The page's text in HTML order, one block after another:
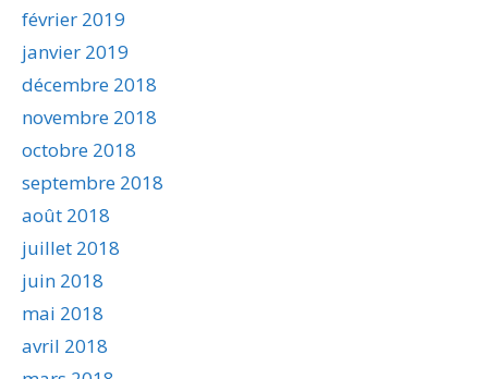
février 2019
janvier 2019
décembre 2018
novembre 2018
octobre 2018
septembre 2018
août 2018
juillet 2018
juin 2018
mai 2018
avril 2018